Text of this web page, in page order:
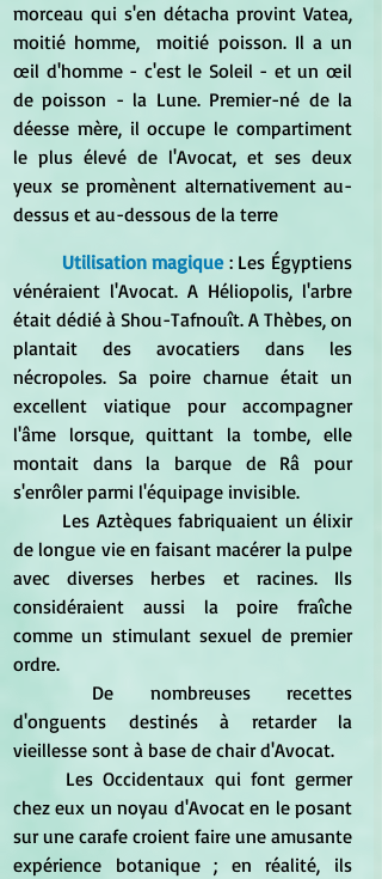
morceau qui s'en détacha provint Vatea,
moitié homme,  moitié poisson. Il a un
œil d'homme - c'est le Soleil - et un œil
de poisson - la Lune. Premier-né de la
déesse mère, il occupe le compartiment
le plus élevé de l'Avocat, et ses deux
yeux se promènent alternativement au-
dessus et au-dessous de la terre
Utilisation magique : Les Égyptiens
vénéraient l'Avocat. A Héliopolis, l'arbre
était dédié à Shou-Tafnouît. A Thèbes, on
plantait des avocatiers dans les
nécropoles. Sa poire charnue était un
excellent viatique pour accompagner
l'âme lorsque, quittant la tombe, elle
montait dans la barque de Râ pour
s'enrôler parmi l'équipage invisible.
de longue vie en faisant macérer la pulpe
avec diverses herbes et racines. Ils
considéraient aussi la poire fraîche
comme un stimulant sexuel de premier
ordre.
d'onguents destinés à retarder la
vieillesse sont à base de chair d'Avocat.
chez eux un noyau d'Avocat en le posant
sur une carafe croient faire une amusante
expérience botanique ; en réalité, ils